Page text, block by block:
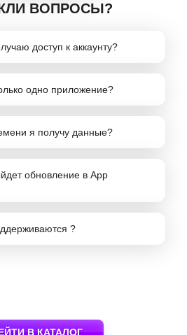
ВОПРОСЫ?
доступ к аккаунту?
одно приложение?
я получу данные?
обновление в App
?
В КАТАЛОГ